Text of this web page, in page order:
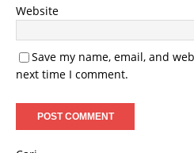
Website
Save my name, email, and
next time I comment.